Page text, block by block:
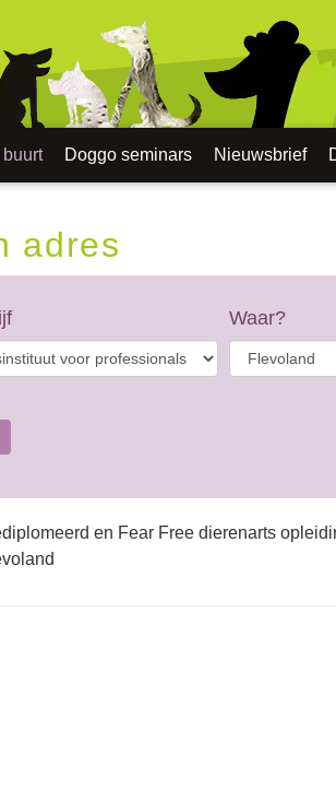
Doggo seminars Nieuwsbrief
adres
Waar?
en Fear Free dierenarts